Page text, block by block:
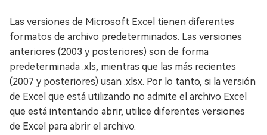
Las versiones de Microsoft Excel tienen diferentes
formatos de archivo predeterminados. Las versiones
anteriores (2003 y posteriores) son de forma
predeterminada .xls, mientras que las más recientes
(2007 y posteriores) usan .xlsx. Por lo tanto, si la versión
de Excel que está utilizando no admite el archivo Excel
que está intentando abrir, utilice diferentes versiones
de Excel para abrir el archivo.